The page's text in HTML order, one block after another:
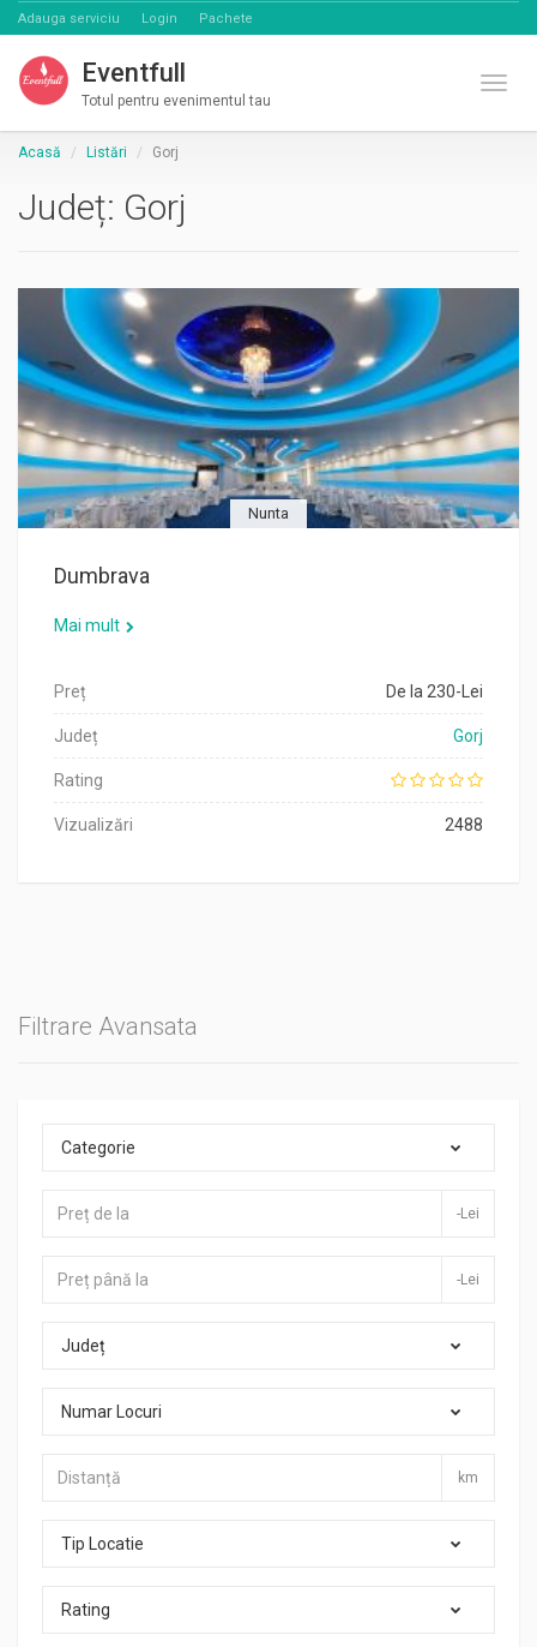
Adauga serviciu Login Pachete
Eventfull
Totul pentru evenimentul tau
Acasă Listări Gorj
Județ: Gorj
Nunta
Dumbrava
Mai mult
Preț De la 230-Lei
Județ Gorj
Rating
Vizualizări 2488
Filtrare Avansata
Categorie
-Lei
-Lei
Județ
Numar Locuri
km
Tip Locatie
Rating